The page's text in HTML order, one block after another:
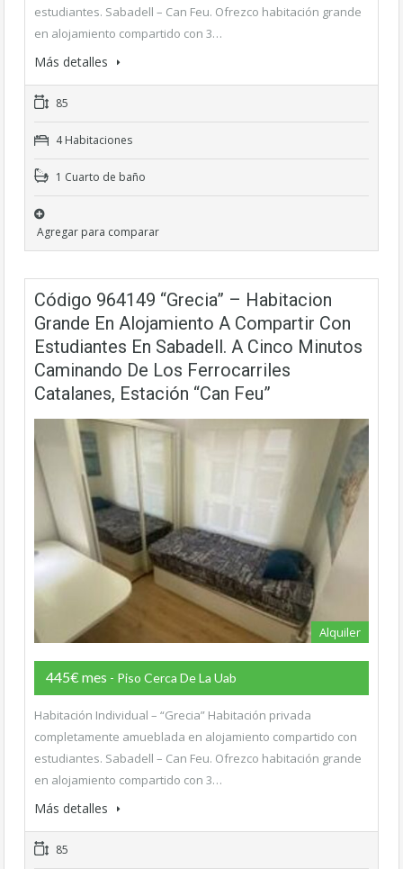
estudiantes. Sabadell – Can Feu. Ofrezco habitación grande
en alojamiento compartido con 3…
Más detalles
85
4 Habitaciones
1 Cuarto de baño
Agregar para comparar
Código 964149 “Grecia” – Habitacion
Grande En Alojamiento A Compartir Con
Estudiantes En Sabadell. A Cinco Minutos
Caminando De Los Ferrocarriles
Catalanes, Estación “Can Feu”
Alquiler
445€ mes - Piso Cerca De La Uab
Habitación Individual – “Grecia” Habitación privada
completamente amueblada en alojamiento compartido con
estudiantes. Sabadell – Can Feu. Ofrezco habitación grande
en alojamiento compartido con 3…
Más detalles
85